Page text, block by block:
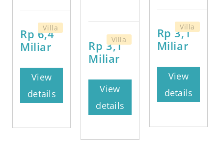
Rp 6,4
Miliar
Villa
View
details
Rp 3,1
Miliar
Villa
View
details
Rp 3,1
Miliar
Villa
View
details